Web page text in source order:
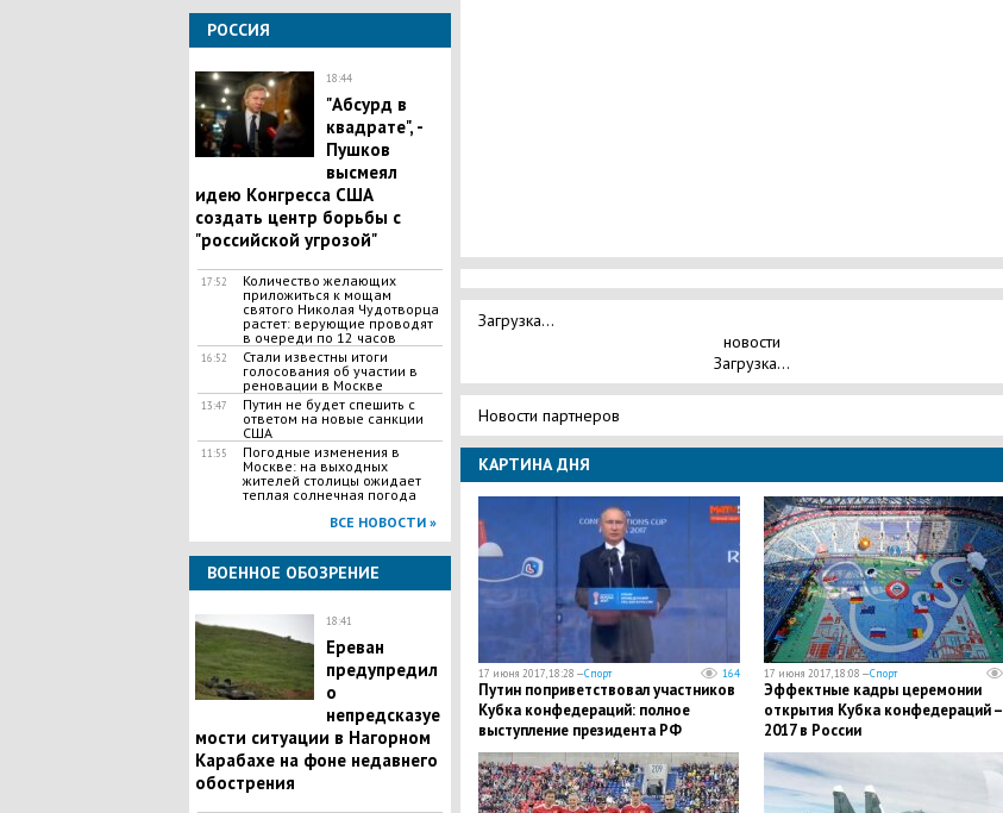
РОССИЯ
18:44
"Абсурд в
квадрате", -
Пушков
высмеял
идею Конгресса США
создать центр борьбы с
"российской угрозой"
17:52
​Количество желающих
приложиться к мощам
святого Николая Чудотворца
растет: верующие проводят
в очереди по 12 часов
16:52
​Стали известны итоги
голосования об участии в
реновации в Москве
13:47
Путин не будет спешить с
ответом на новые санкции
США
11:55
​Погодные изменения в
Москве: на выходных
жителей столицы ожидает
теплая солнечная погода
ВСЕ НОВОСТИ »
ВОЕННОЕ ОБОЗРЕНИЕ
18:41
Ереван
предупредил
о
непредсказуе
мости ситуации в Нагорном
Карабахе на фоне недавнего
обострения
Загрузка...
новости
Загрузка...
Новости партнеров
КАРТИНА ДНЯ
17 июня 2017, 18:28 —Спорт 164
Путин поприветствовал участников
Кубка конфедераций: полное
выступление президента РФ
17 июня 2017, 18:08 —Спорт
Эффектные кадры церемонии
открытия Кубка конфедераций –
2017 в России